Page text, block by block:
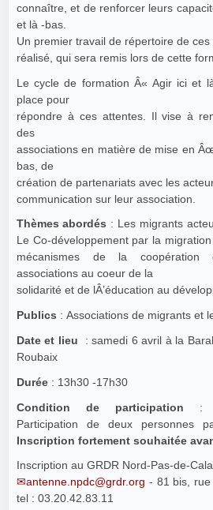
connaître, et de renforcer leurs
et là -bas.
Un premier travail de répertoire de
réalisé, qui sera remis lors de cette
Le cycle de formation Â« Agir ici et
place pour
répondre à ces attentes. Il vise à
des
associations en matière de mise en
bas, de
création de partenariats avec les
communication sur leur association.
Thèmes abordés : Les migrants
Le Co-développement par la
mécanismes de la coopération
associations au coeur de la
solidarité et de lÂ’éducation au
Publics : Associations de migrants et
Date et lieu
: samedi 6 avril à la
Roubaix
Durée : 13h30 -17h30
Condition de participation :
Participation de deux personnes
Inscription fortement souhaitée
Inscription au GRDR Nord-Pas-de-
antenne.npdc@grdr.org - 81 bis,
tel : 03.20.42.83.11